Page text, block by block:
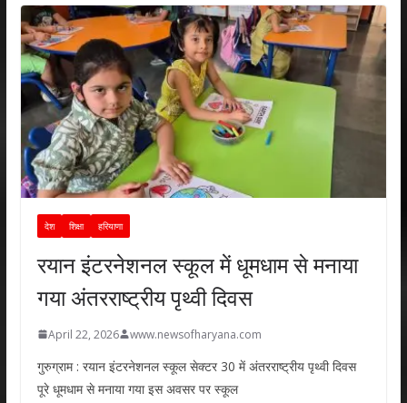
देश शिक्षा हरियाणा
रयान इंटरनेशनल स्कूल में धूमधाम से मनाया
गया अंतरराष्ट्रीय पृथ्वी दिवस
April 22, 2026 www.newsofharyana.com
गुरुग्राम : रयान इंटरनेशनल स्कूल सेक्टर 30 में अंतरराष्ट्रीय पृथ्वी दिवस
पूरे धूमधाम से मनाया गया इस अवसर पर स्कूल